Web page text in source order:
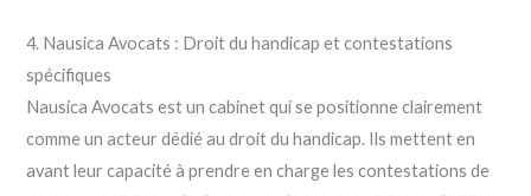
4. Nausica Avocats : Droit du handicap et contestations
spécifiques
Nausica Avocats est un cabinet qui se positionne clairement
comme un acteur dédié au droit du handicap. Ils mettent en
avant leur capacité à prendre en charge les contestations de